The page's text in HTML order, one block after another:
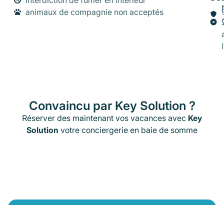
animaux de compagnie non acceptés
Convaincu par Key Solution ?
Réserver des maintenant vos vacances avec Key
Solution votre conciergerie en baie de somme